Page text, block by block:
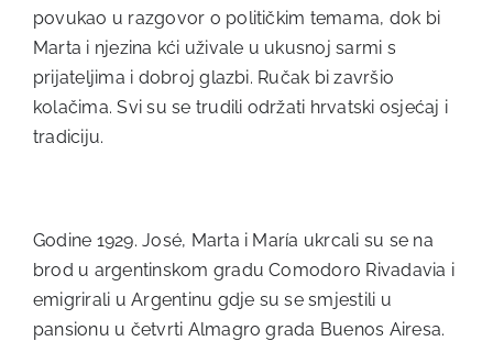
povukao u razgovor o političkim temama, dok bi
Marta i njezina kći uživale u ukusnoj sarmi s
prijateljima i dobroj glazbi. Ručak bi završio
kolačima. Svi su se trudili održati hrvatski osjećaj i
tradiciju.
Godine 1929. José, Marta i María ukrcali su se na
brod u argentinskom gradu Comodoro Rivadavia i
emigrirali u Argentinu gdje su se smjestili u
pansionu u četvrti Almagro grada Buenos Airesa.